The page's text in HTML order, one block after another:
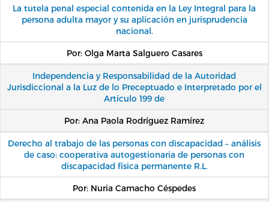
La tutela penal especial contenida en la Ley Integral para la
persona adulta mayor y su aplicación en jurisprudencia
nacional.
Por: Olga Marta Salguero Casares
Independencia y Responsabilidad de la Autoridad
Jurisdiccional a la Luz de lo Preceptuado e Interpretado por el
Artículo 199 de
Por: Ana Paola Rodríguez Ramírez
Derecho al trabajo de las personas con discapacidad – análisis
de caso: cooperativa autogestionaria de personas con
discapacidad física permanente R.L.
Por: Nuria Camacho Céspedes